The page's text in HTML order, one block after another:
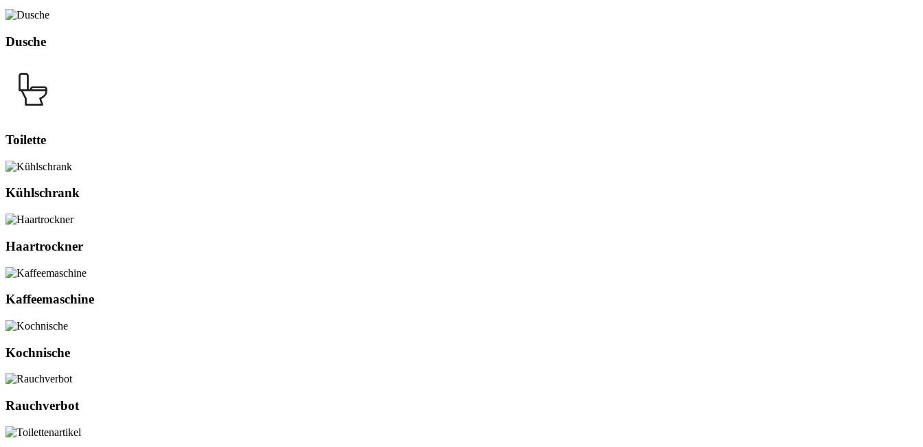
Dusche
Toilette
Kühlschrank
Haartrockner
Kaffeemaschine
Kochnische
Rauchverbot